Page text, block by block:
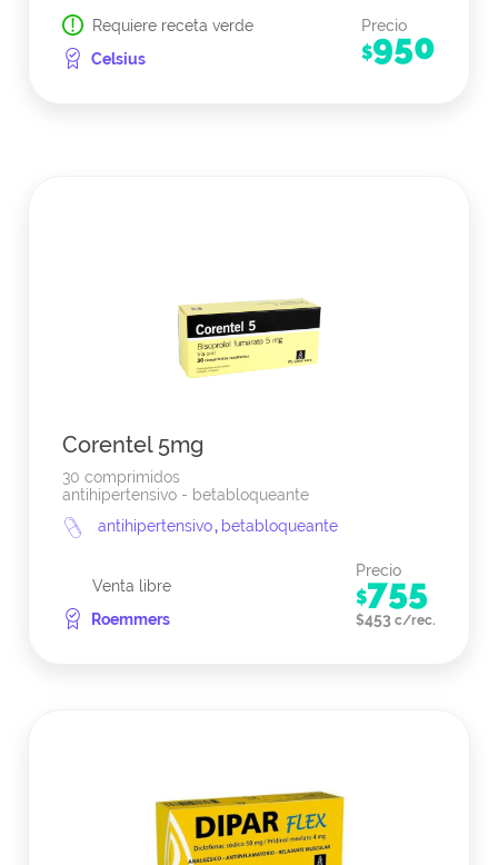
Requiere receta verde
Celsius
Precio
$950
Corentel 5mg
30 comprimidos
antihipertensivo - betabloqueante
antihipertensivo, betabloqueante
Venta libre
Roemmers
Precio
$755
$453 c/rec.